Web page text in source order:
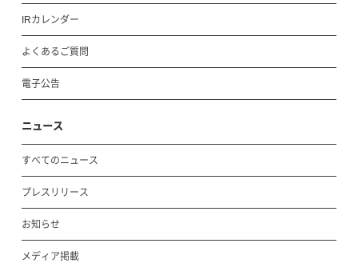
IRカレンダー
よくあるご質問
電子公告
ニュース
すべてのニュース
プレスリリース
お知らせ
メディア掲載